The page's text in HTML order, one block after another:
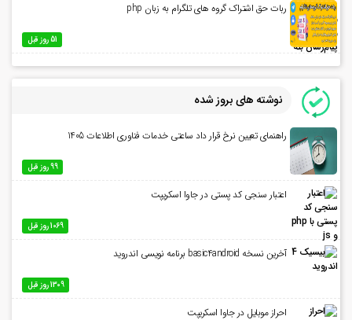
ربات حق اشتراک گروه های تلگرام به زبان php
51 روز قبل
نوشته های بروز شده
راهنمای تعیین نرخ قرار داد ساعتی خدمات فناوری اطلاعات 1405
99 روز قبل
اعتبار سنجی کد پستی در جاوا اسکریپت
1069 روز قبل
آخرین نسخه basic4android برنامه نویسی اندروید
1309 روز قبل
احراز موبایل در جاوا اسکریپت